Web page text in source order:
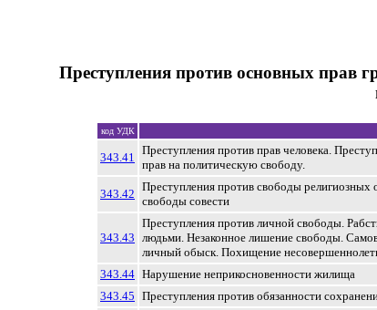
Преступления против основных прав
код УДК
343.41
Преступления против прав человека.
прав на политическую свободу.
343.42
Преступления против свободы религиозных
свободы совести
343.43
Преступления против личной свободы.
людьми. Незаконное лишение свободы.
личный обыск. Похищение
343.44 Нарушение неприкосновенности жилища
343.45 Преступления против обязанности